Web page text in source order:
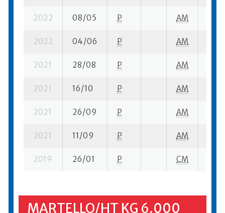
2022 08/05 P AM
2022 04/06 P AM
2021 28/08 P AM
2021 16/10 P AM
2021 26/09 P AM
2021 11/09 P AM
2019 26/01 P CM
MARTELLO/HT KG 6.000